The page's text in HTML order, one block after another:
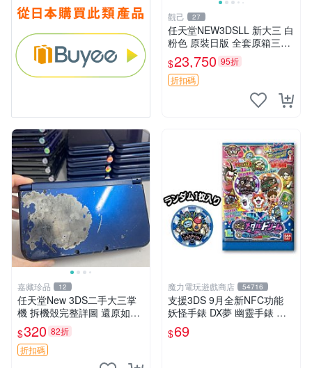
觀己 27
任天堂NEW3DSLL 新大三 白
粉色 原裝日版 全套原箱三碼
合一 輸入未改機 原廠觸控筆
齊備 任天堂 NEW3DSLL 3D
掌機 日系原裝 全套附屬物
$23,750 95折
折扣碼
嘉藏珍品 12
任天堂New 3DS二手大三掌
機 拆機殼完整詳圖 還原如新
帶編號發貨 拆機殼 3ds 新款
可玩商品
$320 82折
折扣碼
魔力電玩遊戲商店 54716
支援3DS 9月全新NFC功能
妖怪手錶 DX夢 幽靈手錶 專
用徽章 夢02 地獄 抓住夢想的
機會 單包【板橋魔力】
$69